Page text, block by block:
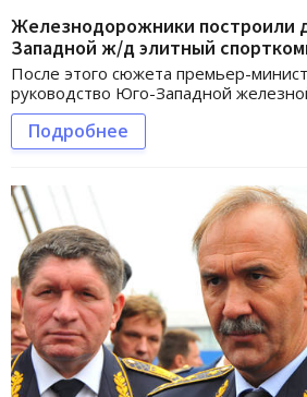
Железнодорожники построили
Западной ж/д элитный
После этого сюжета премьер-
руководство Юго-Западной
Подробнее